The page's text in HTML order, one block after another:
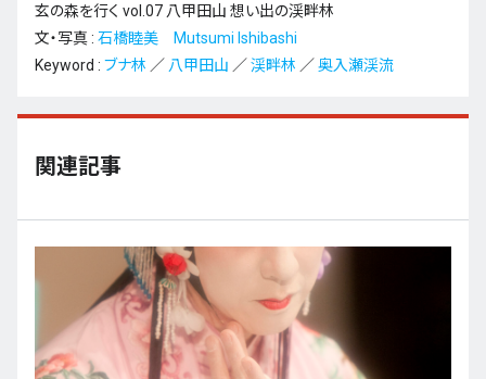
玄の森を行く vol.07 八甲田山 想い出の渓畔林
文・写真 : 石橋睦美 Mutsumi Ishibashi
Keyword : ブナ林 ／ 八甲田山 ／渓畔林 ／奥入瀬渓流
関連記事